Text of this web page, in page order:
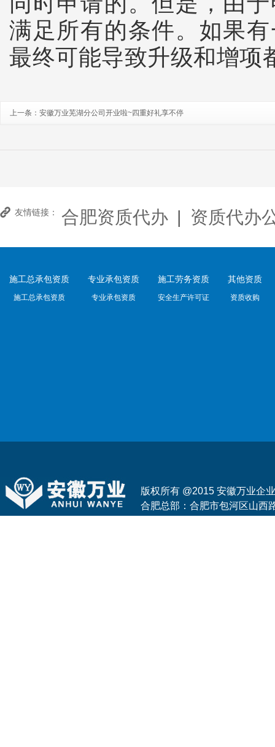
满足所有的条件。如果
最终可能导致升级和增项
上一条： 安徽万业芜湖分公司开业啦~四重好礼享不停
友情链接： 合肥资质代办 | 资质代办
施工总承包资质
施工总承包资质
专业承包资质
专业承包资质
施工劳务资质
安全生产许可证
其他资质
资质收购
版权所有 @2015 安徽万业企
合肥总部：合肥市包河区山西